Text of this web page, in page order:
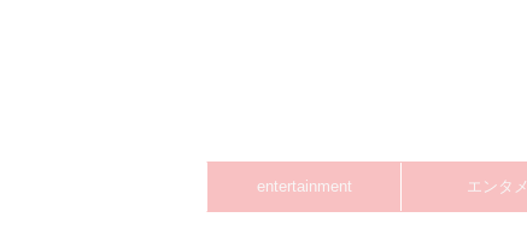
entertainment エンタメ